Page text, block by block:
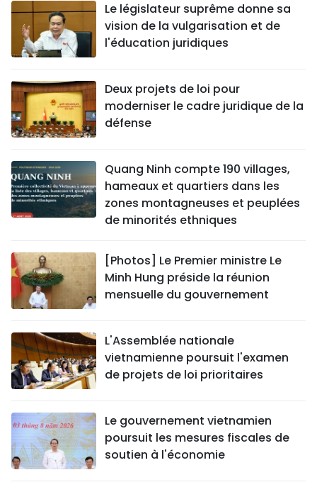
Le législateur suprême donne sa
vision de la vulgarisation et de
l'éducation juridiques
Deux projets de loi pour
moderniser le cadre juridique de la
défense
Quang Ninh compte 190 villages,
hameaux et quartiers dans les
zones montagneuses et peuplées
de minorités ethniques
[Photos] Le Premier ministre Le
Minh Hung préside la réunion
mensuelle du gouvernement
L'Assemblée nationale
vietnamienne poursuit l'examen
de projets de loi prioritaires
Le gouvernement vietnamien
poursuit les mesures fiscales de
soutien à l'économie